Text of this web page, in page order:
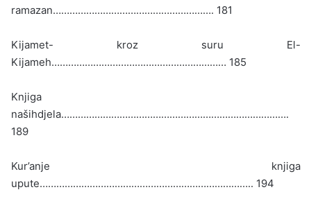
ramazan…………………………………………………. 181
Kijamet- kroz suru El-
Kijameh……………………………………………………… 185
Knjiga
našihdjela……………………………………………………………………….
189
Kur’anje knjiga
upute………………………………………………………………….. 194